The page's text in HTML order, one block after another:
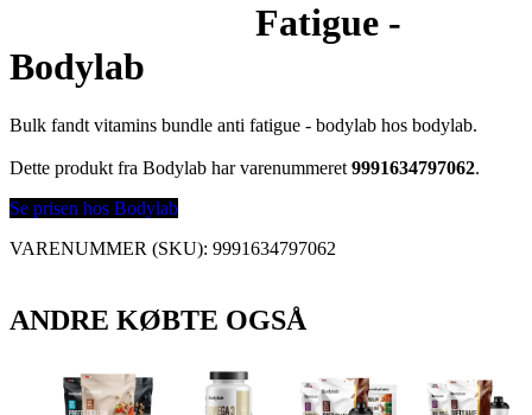
Fatigue -
Bodylab
Bulk fandt vitamins bundle anti fatigue - bodylab hos bodylab.
Dette produkt fra Bodylab har varenummeret 9991634797062.
Se prisen hos Bodylab
VARENUMMER (SKU): 9991634797062
ANDRE KØBTE OGSÅ